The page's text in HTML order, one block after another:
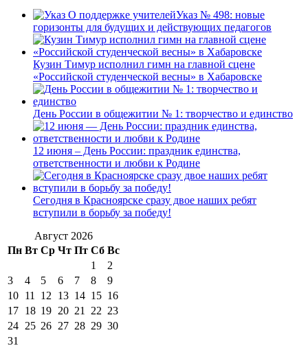
Указ № 498: новые
горизонты для будущих и действующих педагогов
Кузин Тимур исполнил гимн на главной сцене
«Российской студенческой весны» в Хабаровске
День России в общежитии № 1: творчество и единство
12 июня – День России: праздник единства,
ответственности и любви к Родине
Сегодня в Красноярске сразу двое наших ребят
вступили в борьбу за победу!
Август 2026
Пн Вт Ср Чт Пт Сб Вс
1
2
3
4 5 6 7 8
9
10 11 12 13 14 15 16
17 18 19 20 21 22 23
24 25 26 27 28 29 30
31